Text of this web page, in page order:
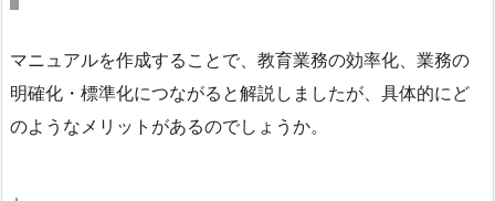
マニュアルを作成することで、教育業務の効率化、業務の
明確化・標準化につながると解説しましたが、具体的にど
のようなメリットがあるのでしょうか。